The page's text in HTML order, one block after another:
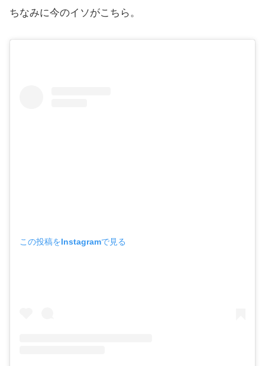
ちなみに今のイソがこちら。
この投稿をInstagramで見る